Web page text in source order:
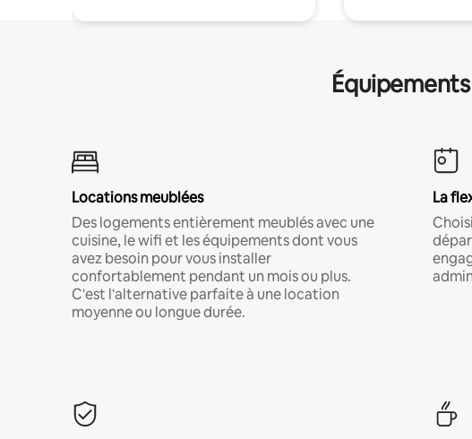
Locations meublées
Des logements entièrement meublés avec une
cuisine, le wifi et les équipements dont vous
avez besoin pour vous installer
confortablement pendant un mois ou plus.
C'est l'alternative parfaite à une location
moyenne ou longue durée.
La